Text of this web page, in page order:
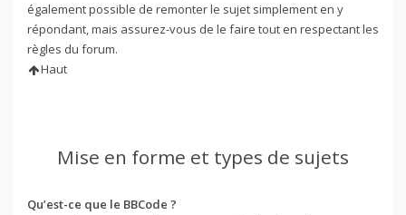
également possible de remonter le sujet simplement en y
répondant, mais assurez-vous de le faire tout en respectant les
règles du forum.
Haut
Mise en forme et types de sujets
Qu’est-ce que le BBCode ?